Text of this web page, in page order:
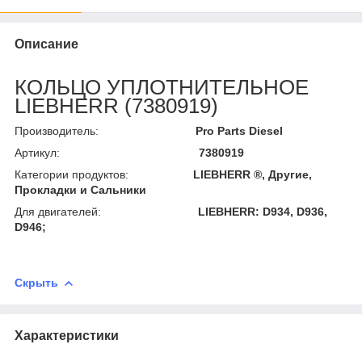
Описание
КОЛЬЦО УПЛОТНИТЕЛЬНОЕ
LIEBHERR (7380919)
Производитель:
Pro Parts Diesel
Артикул: 7380919
Категории продуктов:
LIEBHERR ®, Другие,
Прокладки и Сальники
Для двигателей:
LIEBHERR: D934, D936,
D946;
Скрыть
Характеристики